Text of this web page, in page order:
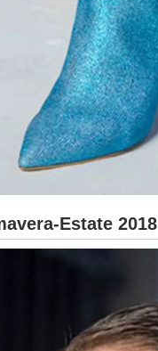
Estate 2018